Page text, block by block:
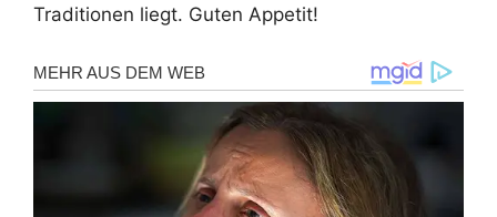
Traditionen liegt. Guten Appetit!